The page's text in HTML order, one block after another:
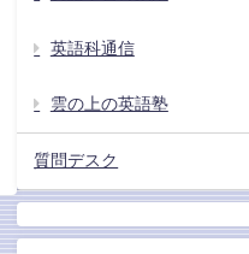
英語科通信
雲の上の英語塾
質問デスク